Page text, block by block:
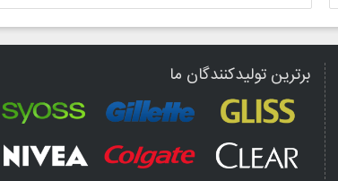
برترین تولیدکنندگان ما